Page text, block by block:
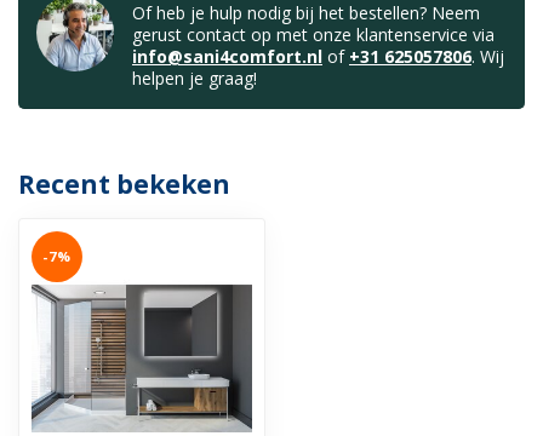
Of heb je hulp nodig bij het bestellen? Neem
gerust contact op met onze klantenservice via
info@sani4comfort.nl of +31 625057806. Wij
helpen je graag!
Recent bekeken
-7%